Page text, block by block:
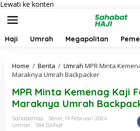
Lewati ke konten
Haji Umrah Megapolitan
Home / Berita / Umrah MPR Minta
Maraknya Umrah Backpacker
MPR Minta Kemenag Kaji
Maraknya Umrah
Sahabathaji
Senin, 19 Februari 2024
Umrah
584 Dilihat